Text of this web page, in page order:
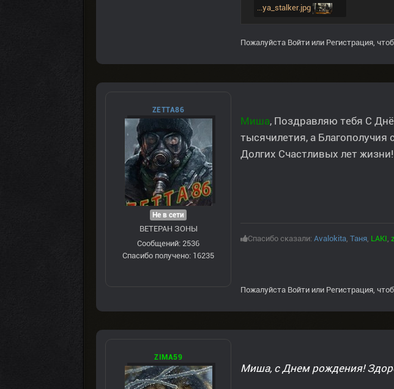
...ya_stalker.jpg
Пожалуйста Войти или Регистрация,
ZETTA86
Не в сети
ВЕТЕРАН ЗOНЫ
Сообщений: 2536
Спасибо получено: 16235
Миша, Поздравляю тебя С
тысячилетия, а
Долгих Счастливых лет жизни!
Спасибо сказали: Avalokita, Таня, LAKI,
Пожалуйста Войти или Регистрация,
ZIMA59
Миша, с Днем рождения!